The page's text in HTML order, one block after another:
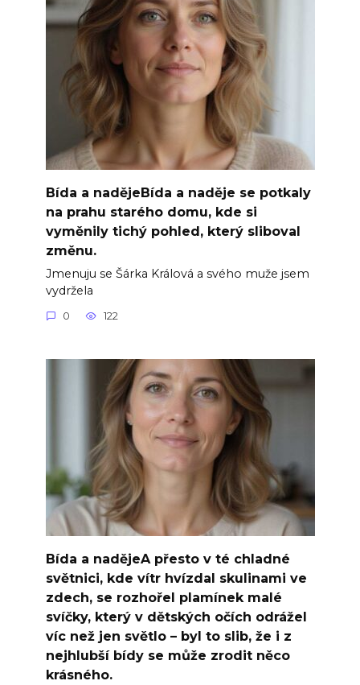
Bída a nadějeBída a naděje se potkaly
na prahu starého domu, kde si
vyměnily tichý pohled, který sliboval
změnu.
Jmenuju se Šárka Králová a svého muže jsem
vydržela
0 122
Bída a nadějeA přesto v té chladné
světnici, kde vítr hvízdal skulinami ve
zdech, se rozhořel plamínek malé
svíčky, který v dětských očích odrážel
víc než jen světlo – byl to slib, že i z
nejhlubší bídy se může zrodit něco
krásného.